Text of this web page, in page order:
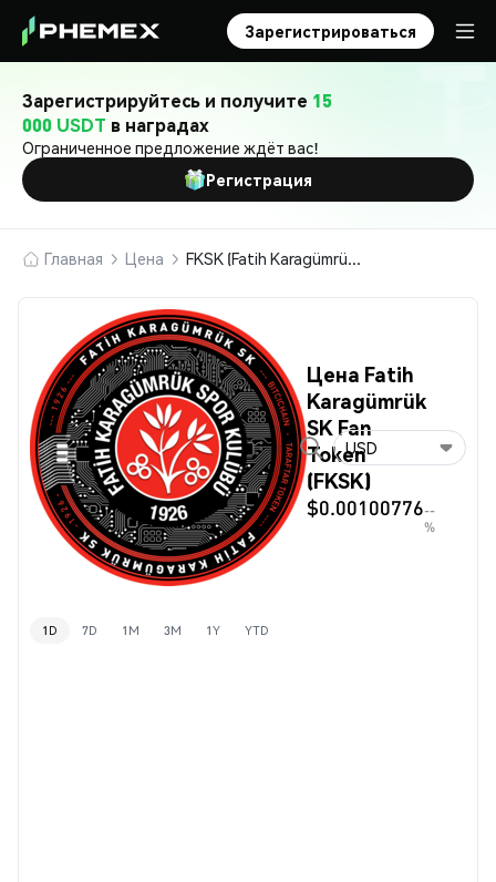
Зарегистрироваться
Зарегистрируйтесь и получите 15
000 USDT в наградах
Ограниченное предложение ждёт вас!
Регистрация
Главная Цена FKSK (Fatih Karagümrük SK Fan Token)
Цена Fatih
Karagümrük
SK Fan
Token
(FKSK)
$0.00100776--
%
USD
1D 7D 1M 3M 1Y YTD